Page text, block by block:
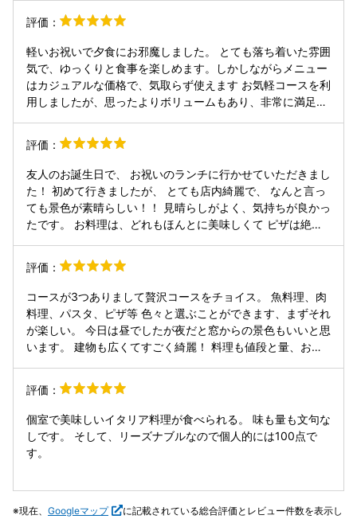
２人きりの空間作れそうで、結婚前のデートに最高だと思い
ました。
評価：
軽いお祝いで夕食にお邪魔しました。 とても落ち着いた雰囲
気で、ゆっくりと食事を楽しめます。しかしながらメニュー
はカジュアルな価格で、気取らず使えます お気軽コースを利
用しましたが、思ったよりボリュームもあり、非常に満足し
利用したいと思います
評価：
友人のお誕生日で、 お祝いのランチに行かせていただきまし
た！ 初めて行きましたが、 とても店内綺麗で、 なんと言っ
ても景色が素晴らしい！！ 見晴らしがよく、気持ちが良かっ
たです。 お料理は、どれもほんとに美味しくて ピザは絶
鶏肉も柔らかく、魚もフワッと食べやすくお野菜が新鮮でと
っても満足でした！ あと、器。器好きにはとても嬉しい。
どれも素敵な器で目でも楽しめました。 店員さんも写真をお
願いしたら笑顔で、 縦横とどちらも撮ってくださり、 気が
きくなぁと。 あと、 お手洗いの手を洗うのがお湯が出まし
た！笑 これは、意外と嬉しい。 帰りに野菜につけた味噌を
買って帰りました！！ 個室も何個かあるみたいで、家族、小
たいお店ですっ！
評価：
コースが3つありまして贅沢コースをチョイス。 魚料理、肉
料理、パスタ、ピザ等 色々と選ぶことができます、まずそれ
が楽しい。 今日は昼でしたが夜だと窓からの景色もいいと思
います。 建物も広くてすごく綺麗！ 料理も値段と量、お味
はコースを変えてアラカルトを追加してもいいかも。 また来
ます。
評価：
個室で美味しいイタリア料理が食べられる。 味も量も文句な
しです。 そして、リーズナブルなので個人的には100点で
す。
現在、 Googleマップ
に記載されている総合評価とレビュー件数を表示し